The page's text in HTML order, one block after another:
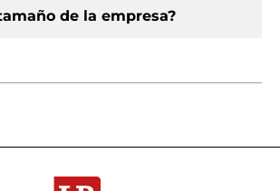
de la empresa?